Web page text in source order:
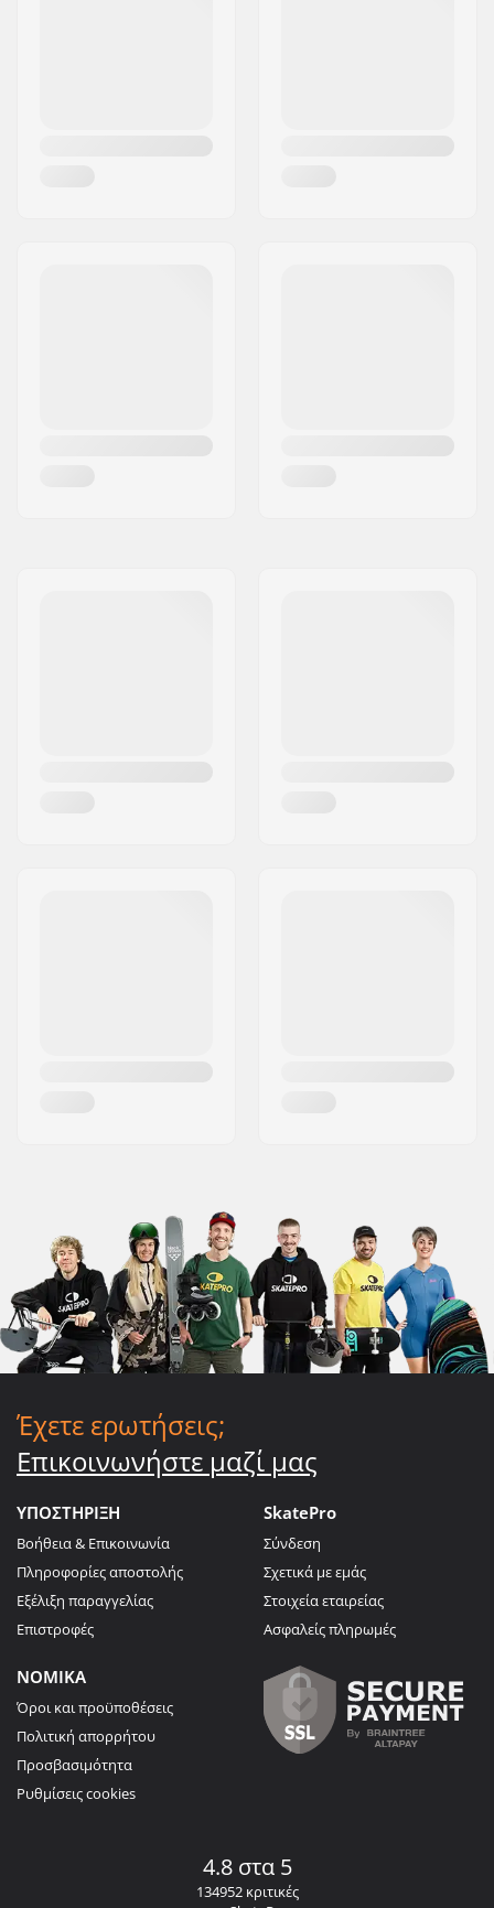
Έχετε ερωτήσεις;
Επικοινωνήστε μαζί μας
ΥΠΟΣΤΗΡΙΞΗ
Βοήθεια & Επικοινωνία
Πληροφορίες αποστολής
Εξέλιξη παραγγελίας
Επιστροφές
SkatePro
Σύνδεση
Σχετικά με εμάς
Στοιχεία εταιρείας
Ασφαλείς πληρωμές
ΝΟΜΙΚΑ
Όροι και προϋποθέσεις
Πολιτική απορρήτου
Προσβασιμότητα
Ρυθμίσεις cookies
4.8 στα 5
134952 κριτικές